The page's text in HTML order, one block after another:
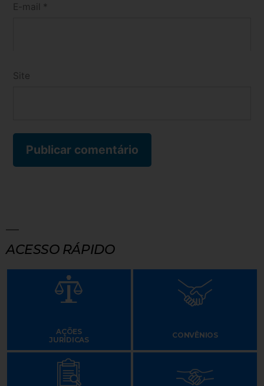
E-mail *
Site
ACESSO RÁPIDO
AÇÕES
JURÍDICAS
CONVÊNIOS